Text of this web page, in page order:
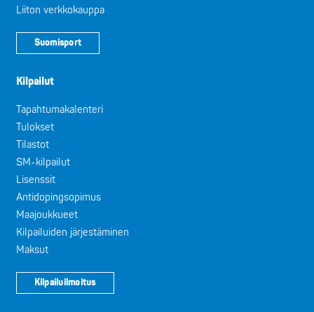
Liiton verkkokauppa
Suomisport
Kilpailut
Tapahtumakalenteri
Tulokset
Tilastot
SM-kilpailut
Lisenssit
Antidopingsopimus
Maajoukkueet
Kilpailuiden järjestäminen
Maksut
Kilpailuilmoitus